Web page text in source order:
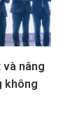
và nâng
không